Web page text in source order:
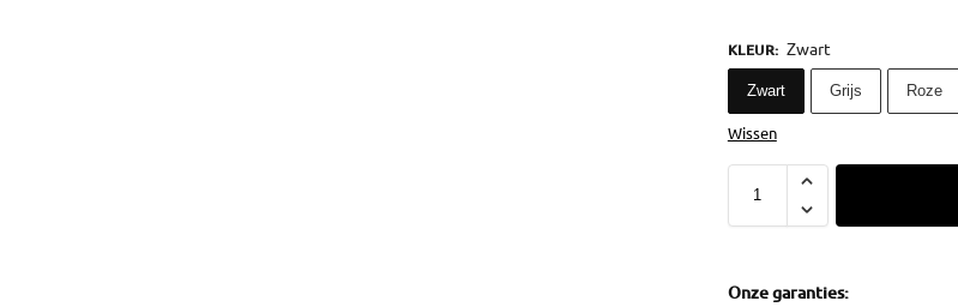
KLEUR: Zwart
Zwart Grijs Roze
Wissen
Onze garanties: